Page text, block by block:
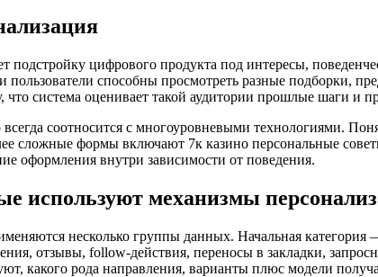
подстройку цифрового продукта под интересы,
пользователи способны просмотреть разные подборки,
что система оценивает такой аудитории прошлые шаги и
всегда соотносится с многоуровневыми технологиями.
сложные формы включают 7к казино персональные
оформления внутри зависимости от поведения.
используют механизмы
несколько группы данных. Начальная категория
отзывы, follow-действия, переносы в закладки,
какого рода направления, варианты плюс модели